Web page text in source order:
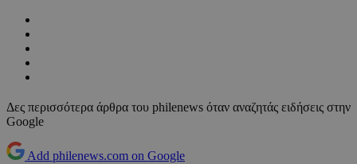
Δες περισσότερα άρθρα του philenews όταν αναζητάς ειδήσεις στην
Google
Add philenews.com on Google